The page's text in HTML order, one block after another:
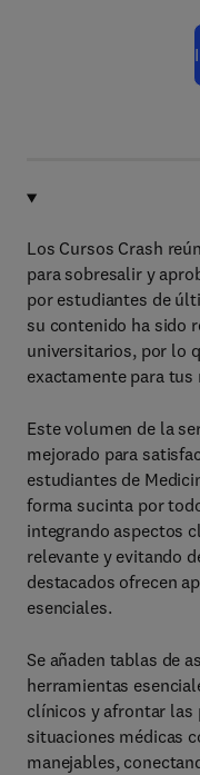
Los Cursos Crash
para sobresalir y
por estudiantes de
su contenido ha sido
universitarios, por lo
exactamente para tus
Este volumen de la
mejorado para
estudiantes de
forma sucinta por
integrando aspectos
relevante y evitando
destacados ofrecen
esenciales.
Se añaden tablas de
herramientas
clínicos y afrontar las
situaciones médicas
manejables,